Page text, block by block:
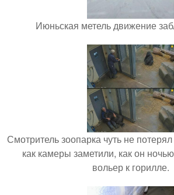
Июньская метель движение
Смотритель зоопарка чуть не
как камеры заметили, как он
вольер к горилле.